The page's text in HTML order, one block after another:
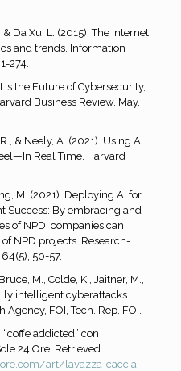
Da Xu, L. (2015). The Internet
and trends. Information
274.
Is the Future of Cybersecurity,
Business Review. May,
& Neely, A. (2021). Using AI
Real Time. Harvard
M. (2021). Deploying AI for
Success: By embracing and
of NPD, companies can
NPD projects. Research-
50-57.
M., Colde, K., Jaitner, M.,
intelligent cyberattacks.
FOI, Tech. Rep. FOI.
addicted” con
24 Ore. Retrieved
art/lavazza-caccia-